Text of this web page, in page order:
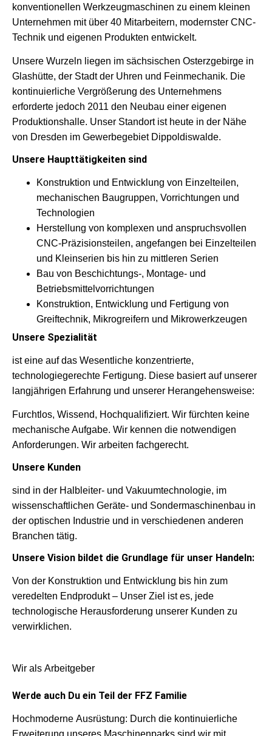
konventionellen Werkzeugmaschinen zu einem kleinen
Unternehmen mit über 40 Mitarbeitern, modernster CNC-
Technik und eigenen Produkten entwickelt.
Unsere Wurzeln liegen im sächsischen Osterzgebirge in
Glashütte, der Stadt der Uhren und Feinmechanik. Die
kontinuierliche Vergrößerung des Unternehmens
erforderte jedoch 2011 den Neubau einer eigenen
Produktionshalle. Unser Standort ist heute in der Nähe
von Dresden im Gewerbegebiet Dippoldiswalde.
Un­se­re Haupt­tä­tig­kei­ten sind
Konstruktion und Entwicklung von Einzelteilen,
mechanischen Baugruppen, Vorrichtungen und
Technologien
Herstellung von komplexen und anspruchsvollen
CNC-Präzisionsteilen, angefangen bei Einzelteilen
und Kleinserien bis hin zu mittleren Serien
Bau von Beschichtungs-, Montage- und
Betriebsmittelvorrichtungen
Konstruktion, Entwicklung und Fertigung von
Greiftechnik, Mikrogreifern und Mikrowerkzeugen
Un­se­re Spe­zia­li­tät
ist eine auf das Wesentliche konzentrierte,
technologiegerechte Fertigung. Diese basiert auf unserer
langjährigen Erfahrung und unserer Herangehensweise:
Furchtlos, Wissend, Hochqualifiziert. Wir fürchten keine
mechanische Aufgabe. Wir kennen die notwendigen
Anforderungen. Wir arbeiten fachgerecht.
Un­se­re Kun­den
sind in der Halbleiter- und Vakuumtechnologie, im
wissenschaftlichen Geräte- und Sondermaschinenbau in
der optischen Industrie und in verschiedenen anderen
Branchen tätig.
Un­se­re Vi­si­on bil­det die Grund­la­ge für un­ser Han­deln:
Von der Konstruktion und Entwicklung bis hin zum
veredelten Endprodukt – Unser Ziel ist es, jede
technologische Herausforderung unserer Kunden zu
verwirklichen.
Wir als Arbeitgeber
Werde auch Du ein Teil der FFZ Familie
Hochmoderne Ausrüstung: Durch die kontinuierliche
Erweiterung unseres Maschinenparks sind wir mit